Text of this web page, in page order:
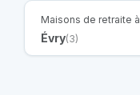
Maisons de retraite à
Évry(3)